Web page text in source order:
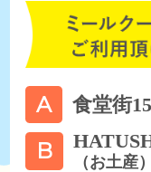
A 食堂街
B （お土産）